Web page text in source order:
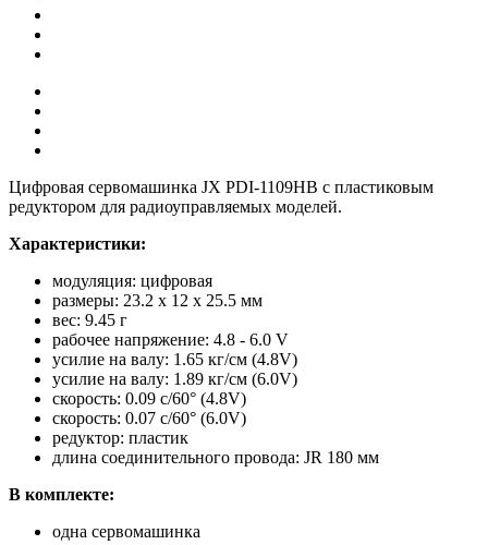
Цифровая сервомашинка JX PDI-1109HB с пластиковым
редуктором для радиоуправляемых моделей.
Характеристики:
модуляция: цифровая
размеры: 23.2 х 12 х 25.5 мм
вес: 9.45 г
рабочее напряжение: 4.8 - 6.0 V
усилие на валу: 1.65 кг/см (4.8V)
усилие на валу: 1.89 кг/см (6.0V)
скорость: 0.09 с/60° (4.8V)
скорость: 0.07 с/60° (6.0V)
редуктор: пластик
длина соединительного провода: JR 180 мм
В комплекте:
одна сервомашинка